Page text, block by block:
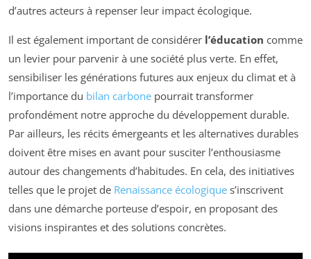
d’autres acteurs à repenser leur impact écologique.
Il est également important de considérer l’éducation comme
un levier pour parvenir à une société plus verte. En effet,
sensibiliser les générations futures aux enjeux du climat et à
l’importance du bilan carbone pourrait transformer
profondément notre approche du développement durable.
Par ailleurs, les récits émergeants et les alternatives durables
doivent être mises en avant pour susciter l’enthousiasme
autour des changements d’habitudes. En cela, des initiatives
telles que le projet de Renaissance écologique s’inscrivent
dans une démarche porteuse d’espoir, en proposant des
visions inspirantes et des solutions concrètes.